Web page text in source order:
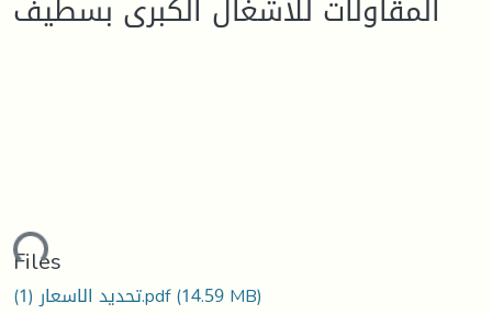
المقاولات للأشغال الكبرى بسطيف
Files
تحديد الاسعار (1).pdf(14.59 MB)